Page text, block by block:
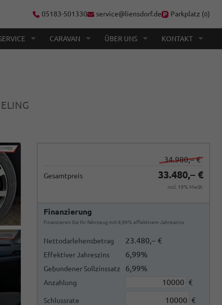
05183-501330 service@liensdorf.de Parkplatz (0)
CARAVAN ÜBER UNS KONTAKT
34.980,– €
Gesamtpreis 33.480,– €
incl. 19% MwSt.
Finanzierung
Finanzieren Sie Ihr Fahrzeug mit 6,99% effektivem Jahreszins
Nettodarlehensbetrag 23.480,– €
Effektiver Jahreszins 6,99%
Gebundener Sollzinssatz 6,99%
Anzahlung €
Schlussrate €